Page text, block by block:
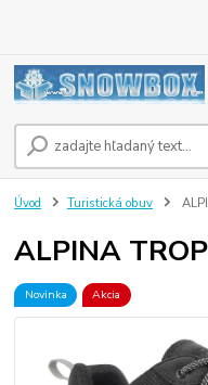
Úvod Turistická obuv
ALPINA
Novinka Akcia